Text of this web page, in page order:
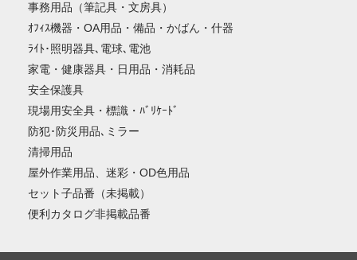
事務用品（筆記具・文房具）
ｵﾌｨｽ機器・OA用品・備品・かばん・什器
ﾗｲﾄ･照明器具､電球､電池
家電・健康器具・日用品・消耗品
安全保護具
現場用安全具・標識・ﾊﾞﾘｹｰﾄﾞ
防犯･防災用品､ミラー
清掃用品
屋外作業用品、迷彩・OD色用品
セット子品番（未掲載）
便利カタログ非掲載品番